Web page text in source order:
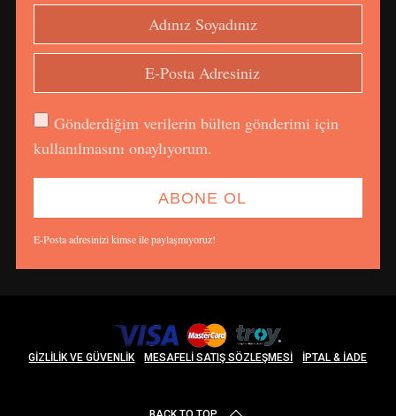
Gönderdiğim verilerin bülten gönderimi için
kullanılmasını onaylıyorum.
E-Posta adresinizi kimse ile paylaşmıyoruz!
GIZLILIK VE GÜVENLIK MESAFELI SATIŞ SÖZLEŞMESI İPTAL & İADE